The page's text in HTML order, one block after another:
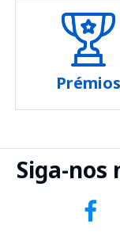
Prémios
Siga-nos